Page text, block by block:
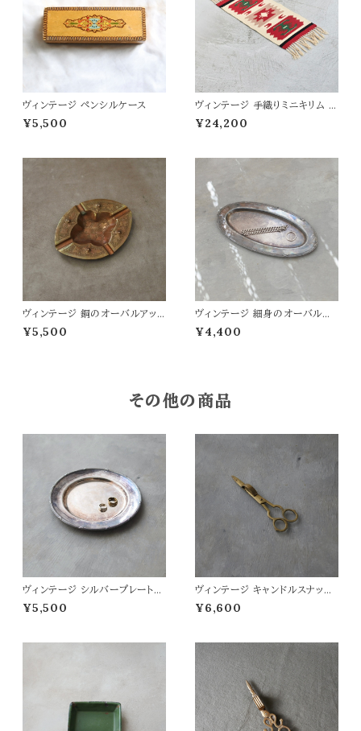
ヴィンテージ ペンシルケース
¥5,500
ヴィンテージ 手織りミニキリム 3
3.5×92
¥24,200
ヴィンテージ 銅のオーバルアッ
シュトレイ
¥5,500
ヴィンテージ 細身のオーバルプ
レート
¥4,400
その他の商品
ヴィンテージ シルバープレートの
サービングトレイ
¥5,500
ヴィンテージ キャンドルスナッフ
ァー(はさみ型5)
¥6,600